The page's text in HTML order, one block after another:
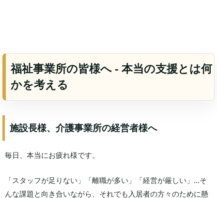
福祉事業所の皆様へ - 本当の支援とは何
かを考える
施設長様、介護事業所の経営者様へ
毎日、本当にお疲れ様です。
「スタッフが足りない」「離職が多い」「経営が厳しい」...そ
んな課題と向き合いながら、それでも入居者の方々のために懸